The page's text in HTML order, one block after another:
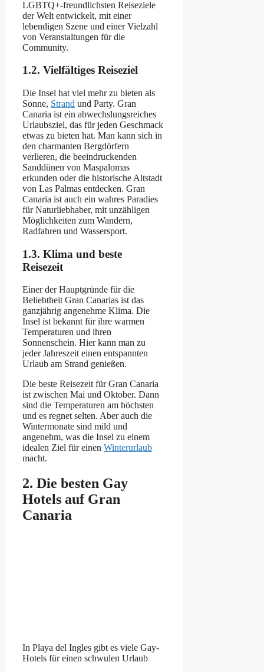
LGBTQ+-freundlichsten Reiseziele
der Welt entwickelt, mit einer
lebendigen Szene und einer Vielzahl
von Veranstaltungen für die
Community.
1.2. Vielfältiges Reiseziel
Die Insel hat viel mehr zu bieten als
Sonne, Strand und Party. Gran
Canaria ist ein abwechslungsreiches
Urlaubsziel, das für jeden Geschmack
etwas zu bieten hat. Man kann sich in
den charmanten Bergdörfern
verlieren, die beeindruckenden
Sanddünen von Maspalomas
erkunden oder die historische Altstadt
von Las Palmas entdecken. Gran
Canaria ist auch ein wahres Paradies
für Naturliebhaber, mit unzähligen
Möglichkeiten zum Wandern,
Radfahren und Wassersport.
1.3. Klima und beste
Reisezeit
Einer der Hauptgründe für die
Beliebtheit Gran Canarias ist das
ganzjährig angenehme Klima. Die
Insel ist bekannt für ihre warmen
Temperaturen und ihren
Sonnenschein. Hier kann man zu
jeder Jahreszeit einen entspannten
Urlaub am Strand genießen.
Die beste Reisezeit für Gran Canaria
ist zwischen Mai und Oktober. Dann
sind die Temperaturen am höchsten
und es regnet selten. Aber auch die
Wintermonate sind mild und
angenehm, was die Insel zu einem
idealen Ziel für einen Winterurlaub
macht.
2. Die besten Gay
Hotels auf Gran
Canaria
In Playa del Ingles gibt es viele Gay-
Hotels für einen schwulen Urlaub